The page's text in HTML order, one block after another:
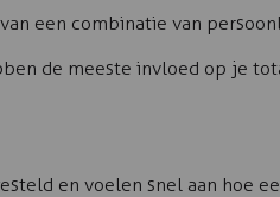
een combinatie van
de meeste invloed op je
en voelen snel aan hoe